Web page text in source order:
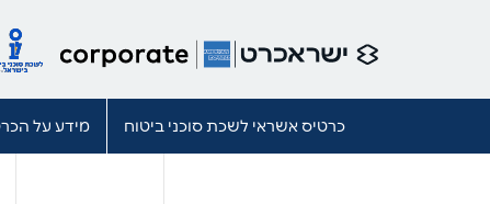
כרטיס אשראי לשכת סוכני ביטוח מידע על